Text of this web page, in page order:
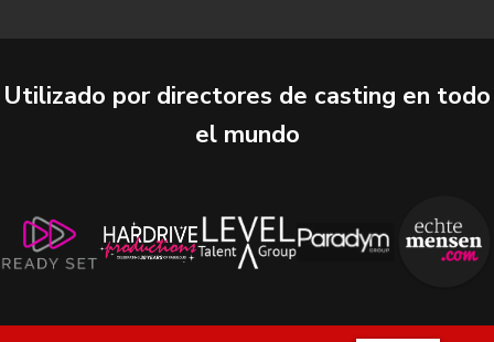
Utilizado por directores de casting en todo
el mundo